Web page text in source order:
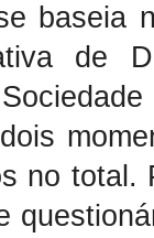
baseia
de
no total.